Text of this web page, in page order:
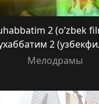
2 (o’zbek
2
Мелодрамы